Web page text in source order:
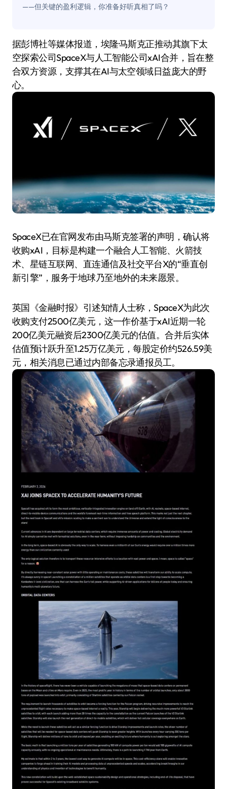
——但关键的盈利逻辑，你准备好听真相了吗？
据彭博社等媒体报道，埃隆·马斯克正推动其旗下太
空探索公司SpaceX与人工智能公司xAI合并，旨在整
合双方资源，支撑其在AI与太空领域日益庞大的野
心。
SpaceX已在官网发布由马斯克签署的声明，确认将
收购xAI，目标是构建一个融合人工智能、火箭技
术、星链互联网、直连通信及社交平台X的“垂直创
新引擎”，服务于地球乃至地外的未来愿景。
英国《金融时报》引述知情人士称，SpaceX为此次
收购支付2500亿美元，这一作价基于xAI近期一轮
200亿美元融资后2300亿美元的估值。合并后实体
估值预计跃升至1.25万亿美元，每股定价约526.59美
元，相关消息已通过内部备忘录通报员工。